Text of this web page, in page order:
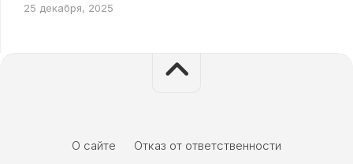
25 декабря, 2025
О сайте
Отказ от ответственности